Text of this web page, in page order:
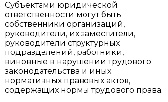
Субъектами юридической
ответственности могут быть
собственники организаций,
руководители, их заместители,
руководители структурных
подразделений, работники,
виновные в нарушении трудового
законодательства и иных
нормативных правовых актов,
содержащих нормы трудового права.